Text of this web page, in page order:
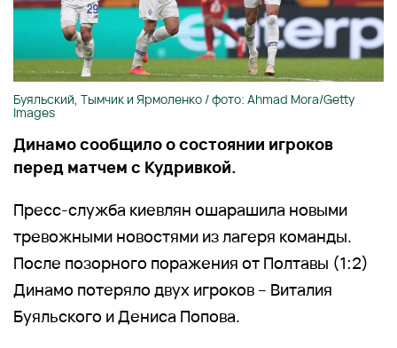
Буяльский, Тымчик и Ярмоленко / фото: Ahmad Mora/Getty
Images
Динамо сообщило о состоянии игроков
перед матчем с Кудривкой.
Пресс-служба киевлян ошарашила новыми
тревожными новостями из лагеря команды.
После позорного поражения от Полтавы (1:2)
Динамо потеряло двух игроков – Виталия
Буяльского и Дениса Попова.